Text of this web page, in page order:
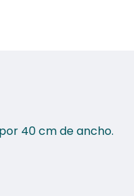
40 cm de ancho.